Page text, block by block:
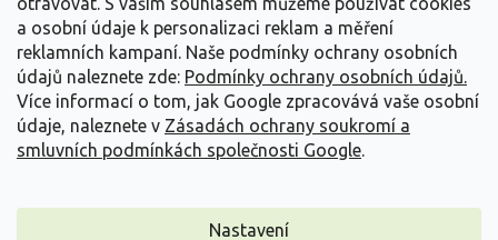
a osobní údaje k personalizaci reklam a měření
reklamních kampaní. Naše podmínky ochrany osobních
údajů naleznete zde: Podmínky ochrany osobních údajů.
Více informací o tom, jak Google zpracovává vaše osobní
údaje, naleznete v Zásadách ochrany soukromí a
smluvních podmínkách společnosti Google.
Nastavení
Kontakujte nás